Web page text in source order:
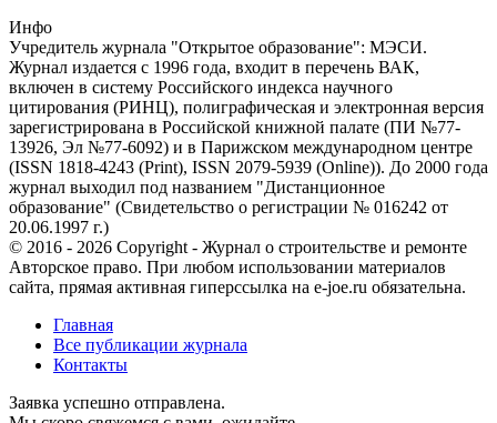
Инфо
Учредитель журнала "Открытое образование": МЭСИ.
Журнал издается с 1996 года, входит в перечень ВАК,
включен в систему Российского индекса научного
цитирования (РИНЦ), полиграфическая и электронная версия
зарегистрирована в Российской книжной палате (ПИ №77-
13926, Эл №77-6092) и в Парижском международном центре
(ISSN 1818-4243 (Print), ISSN 2079-5939 (Online)). До 2000 года
журнал выходил под названием "Дистанционное
образование" (Свидетельство о регистрации № 016242 от
20.06.1997 г.)
© 2016 - 2026 Copyright - Журнал о строительстве и ремонте
Авторское право. При любом использовании материалов
сайта, прямая активная гиперссылка на e-joe.ru обязательна.
Главная
Все публикации журнала
Контакты
Заявка успешно отправлена.